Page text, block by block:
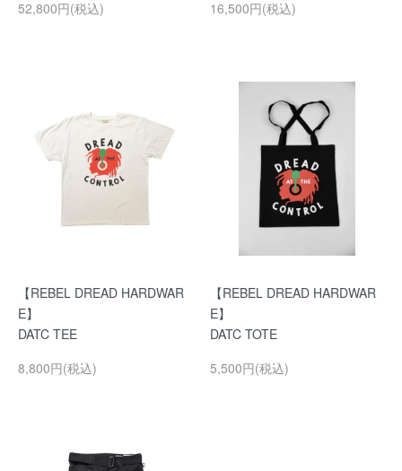
52,800円(税込)
16,500円(税込)
【REBEL DREAD HARDWAR
E】
DATC TEE
8,800円(税込)
【REBEL DREAD HARDWAR
E】
DATC TOTE
5,500円(税込)